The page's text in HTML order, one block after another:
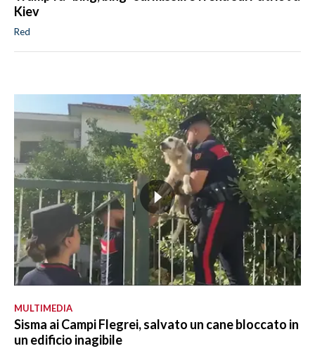
Kiev
Red
MULTIMEDIA
Sisma ai Campi Flegrei, salvato un cane bloccato in
un edificio inagibile